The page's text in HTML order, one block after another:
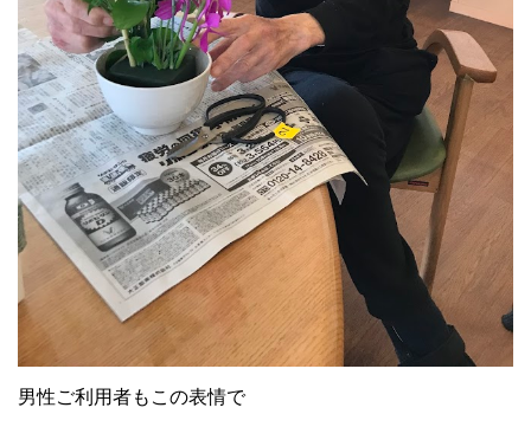
男性ご利用者もこの表情で